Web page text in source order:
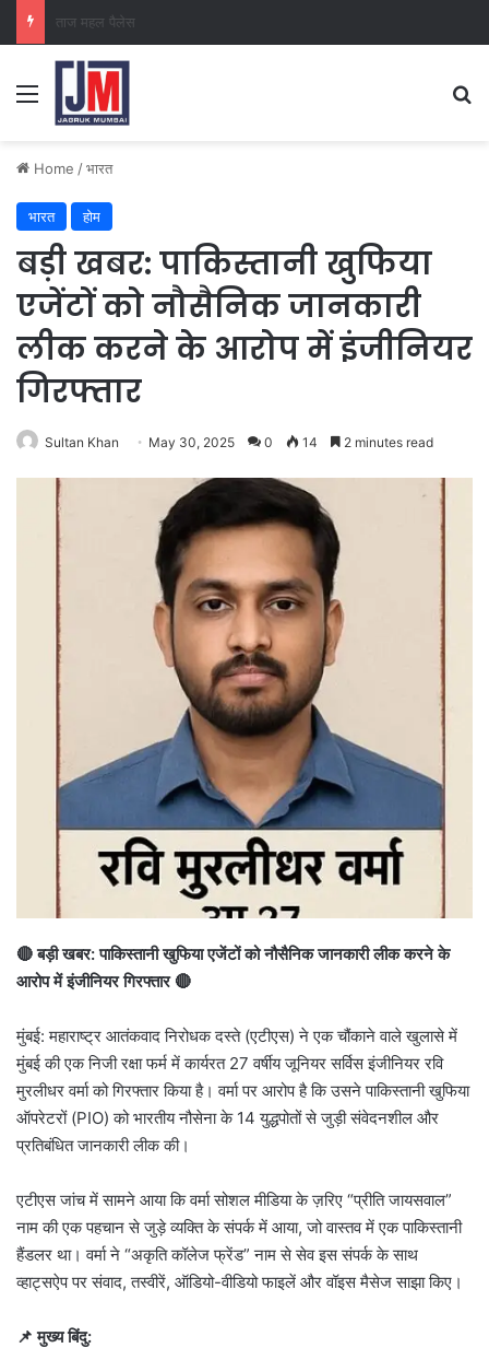
क्राइम ब्रांच कक्ष-2
Home /भारत
भारत होम
बड़ी खबर: पाकिस्तानी खुफिया
एजेंटों को नौसैनिक जानकारी
लीक करने के आरोप में इंजीनियर
गिरफ्तार
Sultan Khan May 30, 2025 0 14 2 minutes read
🔴 बड़ी खबर: पाकिस्तानी खुफिया एजेंटों को नौसैनिक जानकारी लीक करने के
आरोप में इंजीनियर गिरफ्तार 🔴
मुंबई: महाराष्ट्र आतंकवाद निरोधक दस्ते (एटीएस) ने एक चौंकाने वाले खुलासे में
मुंबई की एक निजी रक्षा फर्म में कार्यरत 27 वर्षीय जूनियर सर्विस इंजीनियर रवि
मुरलीधर वर्मा को गिरफ्तार किया है। वर्मा पर आरोप है कि उसने पाकिस्तानी खुफिया
ऑपरेटरों (PIO) को भारतीय नौसेना के 14 युद्धपोतों से जुड़ी संवेदनशील और
प्रतिबंधित जानकारी लीक की।
एटीएस जांच में सामने आया कि वर्मा सोशल मीडिया के ज़रिए “प्रीति जायसवाल”
नाम की एक पहचान से जुड़े व्यक्ति के संपर्क में आया, जो वास्तव में एक पाकिस्तानी
हैंडलर था। वर्मा ने “अकृति कॉलेज फ्रेंड” नाम से सेव इस संपर्क के साथ
व्हाट्सऐप पर संवाद, तस्वीरें, ऑडियो-वीडियो फाइलें और वॉइस मैसेज साझा किए।
📌 मुख्य बिंदु: